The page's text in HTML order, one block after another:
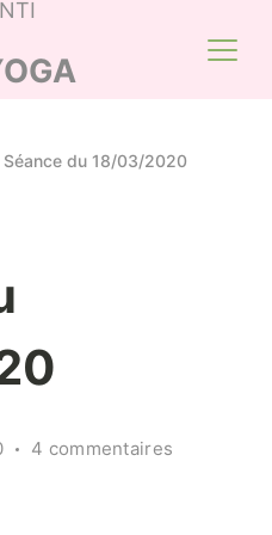
Séance du 18/03/2020
4 commentaires